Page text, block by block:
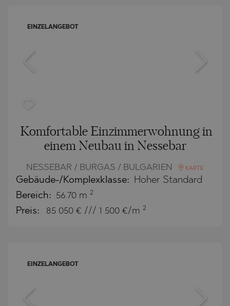
EINZELANGEBOT
Komfortable Einzimmerwohnung in
einem Neubau in Nessebar
NESSEBAR / BURGAS / BULGARIEN KARTE
Gebäude-/Komplexklasse: Hoher Standard
Bereich: 56.70 m 2
Preis: 85 050 € /// 1 500 €/m 2
EINZELANGEBOT